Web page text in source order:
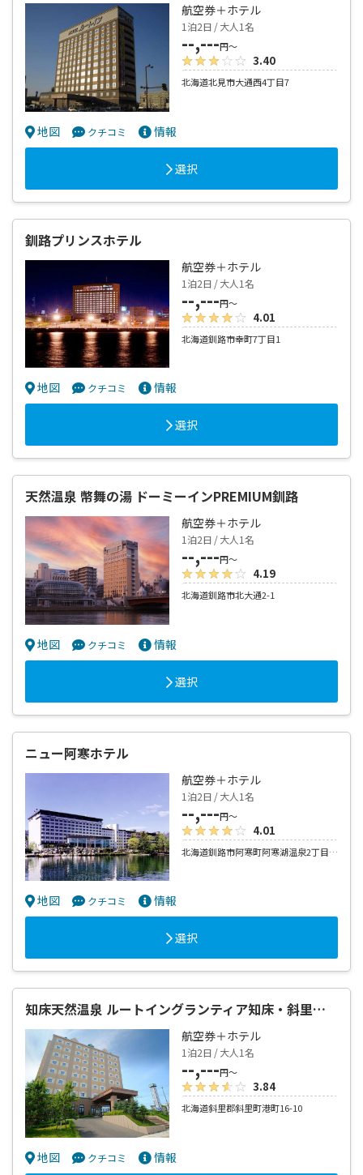
航空券＋ホテル
1泊2日 / 大人1名
--,---円～
3.40
北海道北見市大通西4丁目7
地図 クチコミ 情報
選択
釧路プリンスホテル
航空券＋ホテル
1泊2日 / 大人1名
--,---円～
4.01
北海道釧路市幸町7丁目1
地図 クチコミ 情報
選択
天然温泉 幣舞の湯 ドーミーインPREMIUM釧路
航空券＋ホテル
1泊2日 / 大人1名
--,---円～
4.19
北海道釧路市北大通2-1
地図 クチコミ 情報
選択
ニュー阿寒ホテル
航空券＋ホテル
1泊2日 / 大人1名
--,---円～
4.01
北海道釧路市阿寒町阿寒湖温泉2丁目8-8
地図 クチコミ 情報
選択
知床天然温泉 ルートイングランティア知床・斜里駅前
航空券＋ホテル
1泊2日 / 大人1名
--,---円～
3.84
北海道斜里郡斜里町港町16-10
地図 クチコミ 情報